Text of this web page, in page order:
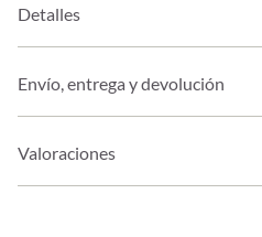
Detalles
Envío, entrega y devolución
Valoraciones